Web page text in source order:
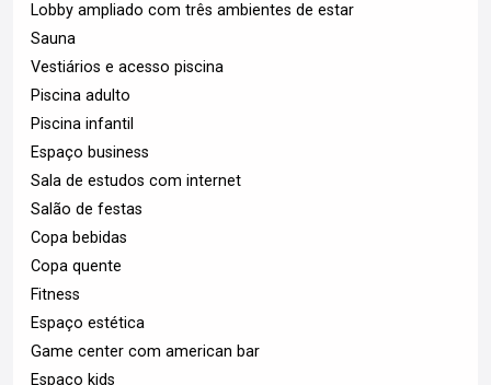
Lobby ampliado com três ambientes de estar
Sauna
Vestiários e acesso piscina
Piscina adulto
Piscina infantil
Espaço business
Sala de estudos com internet
Salão de festas
Copa bebidas
Copa quente
Fitness
Espaço estética
Game center com american bar
Espaço kids